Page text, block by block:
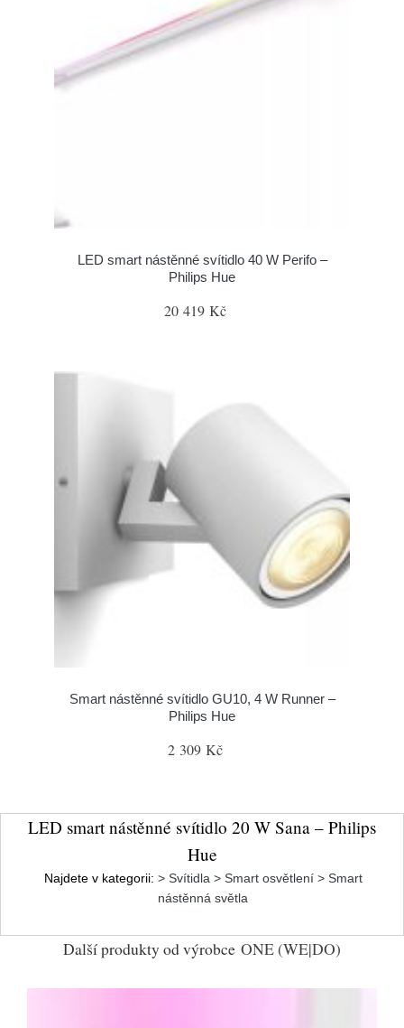
LED smart nástěnné svítidlo 40 W Perifo –
Philips Hue
20 419 Kč
Smart nástěnné svítidlo GU10, 4 W Runner –
Philips Hue
2 309 Kč
LED smart nástěnné svítidlo 20 W Sana – Philips
Hue
Najdete v kategorii: > Svítidla > Smart osvětlení > Smart
nástěnná světla
Další produkty od výrobce ONE (WE|DO)